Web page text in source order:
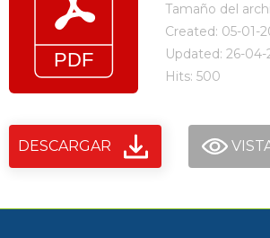
Tamaño del
Created: 05-01-
Updated: 26-04-
Hits: 500
DESCARGAR